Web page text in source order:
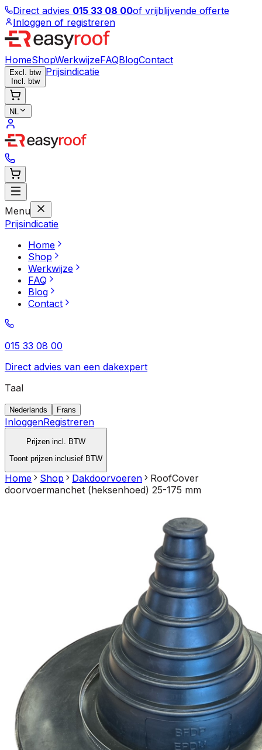
Direct advies 015 33 08 00of vrijblijvende offerte
Inloggen of registreren
HomeShopWerkwijzeFAQBlogContact
Excl. btw
Incl. btw
Prijsindicatie
NL
Menu
Prijsindicatie
Home
Shop
Werkwijze
FAQ
Blog
Contact
015 33 08 00
Direct advies van een dakexpert
Taal
Nederlands Frans
InloggenRegistreren
Prijzen incl. BTW
Toont prijzen inclusief BTW
Home Shop Dakdoorvoeren
RoofCover
doorvoermanchet (heksenhoed) 25-175 mm